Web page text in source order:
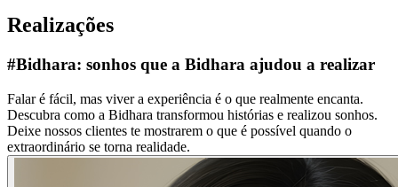
Realizações
#Bidhara: sonhos que a Bidhara ajudou a realizar
Falar é fácil, mas viver a experiência é o que realmente encanta.
Descubra como a Bidhara transformou histórias e realizou sonhos.
Deixe nossos clientes te mostrarem o que é possível quando o
extraordinário se torna realidade.